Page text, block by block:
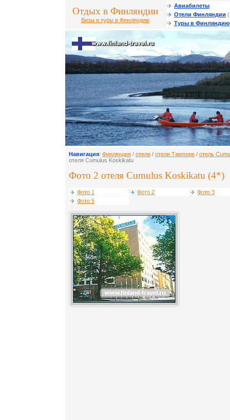
Отдых в Финляндии
Визы и туры в Финляндию
Авиабилеты
Отели Финляндии
Туры в Финляндию
Навигация: Финляндия / отели / отели Тампере / отель
отеля Cumulus Koskikatu
Фото 2 отеля Cumulus Koskikatu (4*)
Фото 1 Фото 2
Фото 3
Фото 5